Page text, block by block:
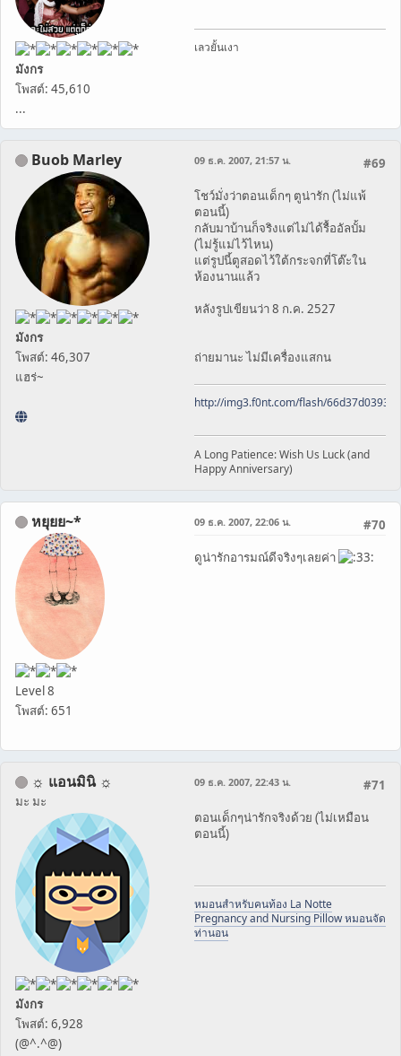
มังกร
โพสต์: 45,610
...
เลวยั้นเงา
Buob Marley
มังกร
โพสต์: 46,307
แฮร่~
#69
09 ธ.ค. 2007, 21:57 น.
โชว์มั่งว่าตอนเด็กๆ ตูน่ารัก (ไม่แพ้
ตอนนี้)
กลับมาบ้านก็จริงแต่ไม่ได้รื้ออัลบั้ม
(ไม่รู้แม่ไว้ไหน)
แต่รูปนี้ตูสอดไว้ใต้กระจกที่โต๊ะใน
ห้องนานแล้ว
หลังรูปเขียนว่า 8 ก.ค. 2527
ถ่ายมานะ ไม่มีเครื่องแสกน
http://img3.f0nt.com/flash/
A Long Patience: Wish Us Luck (and
Happy Anniversary)
หยุยย~*
Level 8
โพสต์: 651
#70
09 ธ.ค. 2007, 22:06 น.
ดูน่ารักอารมณ์ดีจริงๆเลยค่า
☼ แอนมินิ ☼
มะ มะ
มังกร
โพสต์: 6,928
(@^.^@)
#71
09 ธ.ค. 2007, 22:43 น.
ตอนเด็กๆน่ารักจริงด้วย (ไม่เหมือน
ตอนนี้)
หมอนสำหรับคนท้อง La Notte
Pregnancy and Nursing Pillow หมอนจัด
ท่านอน